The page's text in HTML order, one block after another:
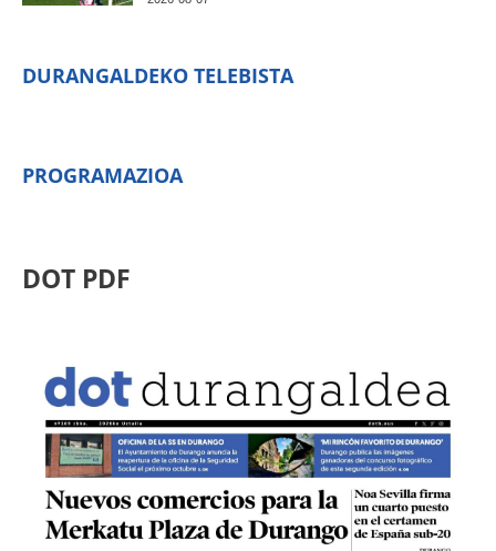
DURANGALDEKO TELEBISTA
PROGRAMAZIOA
DOT PDF